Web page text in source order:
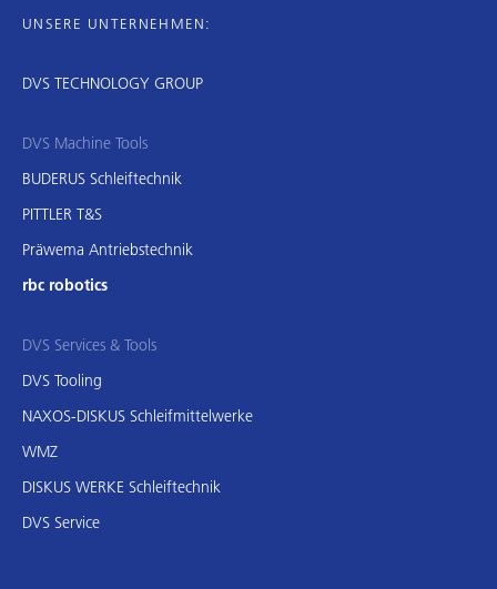
UNSERE UNTERNEHMEN:
DVS TECHNOLOGY GROUP
DVS Machine Tools
BUDERUS Schleiftechnik
PITTLER T&S
Präwema Antriebstechnik
rbc robotics
DVS Services & Tools
DVS Tooling
NAXOS-DISKUS Schleifmittelwerke
WMZ
DISKUS WERKE Schleiftechnik
DVS Service